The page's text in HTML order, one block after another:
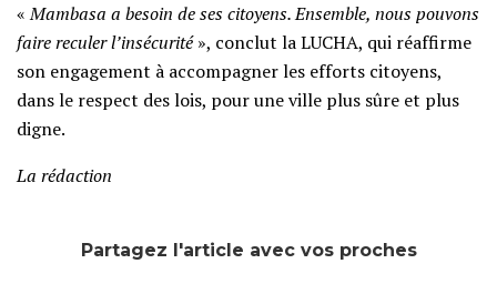
«Mambasa a besoin de ses citoyens. Ensemble, nous pouvons
faire reculer l’insécurité», conclut la LUCHA, qui réaffirme
son engagement à accompagner les efforts citoyens,
dans le respect des lois, pour une ville plus sûre et plus
digne.
La rédaction
Partagez l'article avec vos proches